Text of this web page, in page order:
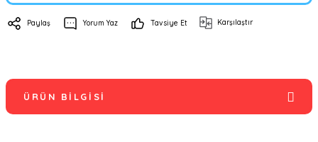
Paylaş Yorum Yaz Tavsiye Et Karşılaştır
ÜRÜN BILGISI